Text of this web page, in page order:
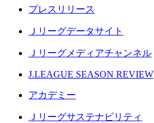
プレスリリース
Ｊリーグデータサイト
Ｊリーグメディアチャンネル
J.LEAGUE SEASON REVIEW
アカデミー
Ｊリーグサステナビリティ